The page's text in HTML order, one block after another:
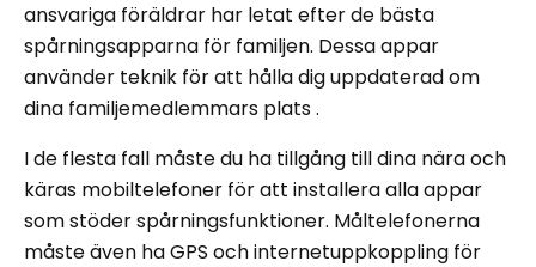
ansvariga föräldrar har letat efter de bästa
spårningsapparna för familjen. Dessa appar
använder teknik för att hålla dig uppdaterad om
dina familjemedlemmars plats .
I de flesta fall måste du ha tillgång till dina nära och
käras mobiltelefoner för att installera alla appar
som stöder spårningsfunktioner. Måltelefonerna
måste även ha GPS och internetuppkoppling för